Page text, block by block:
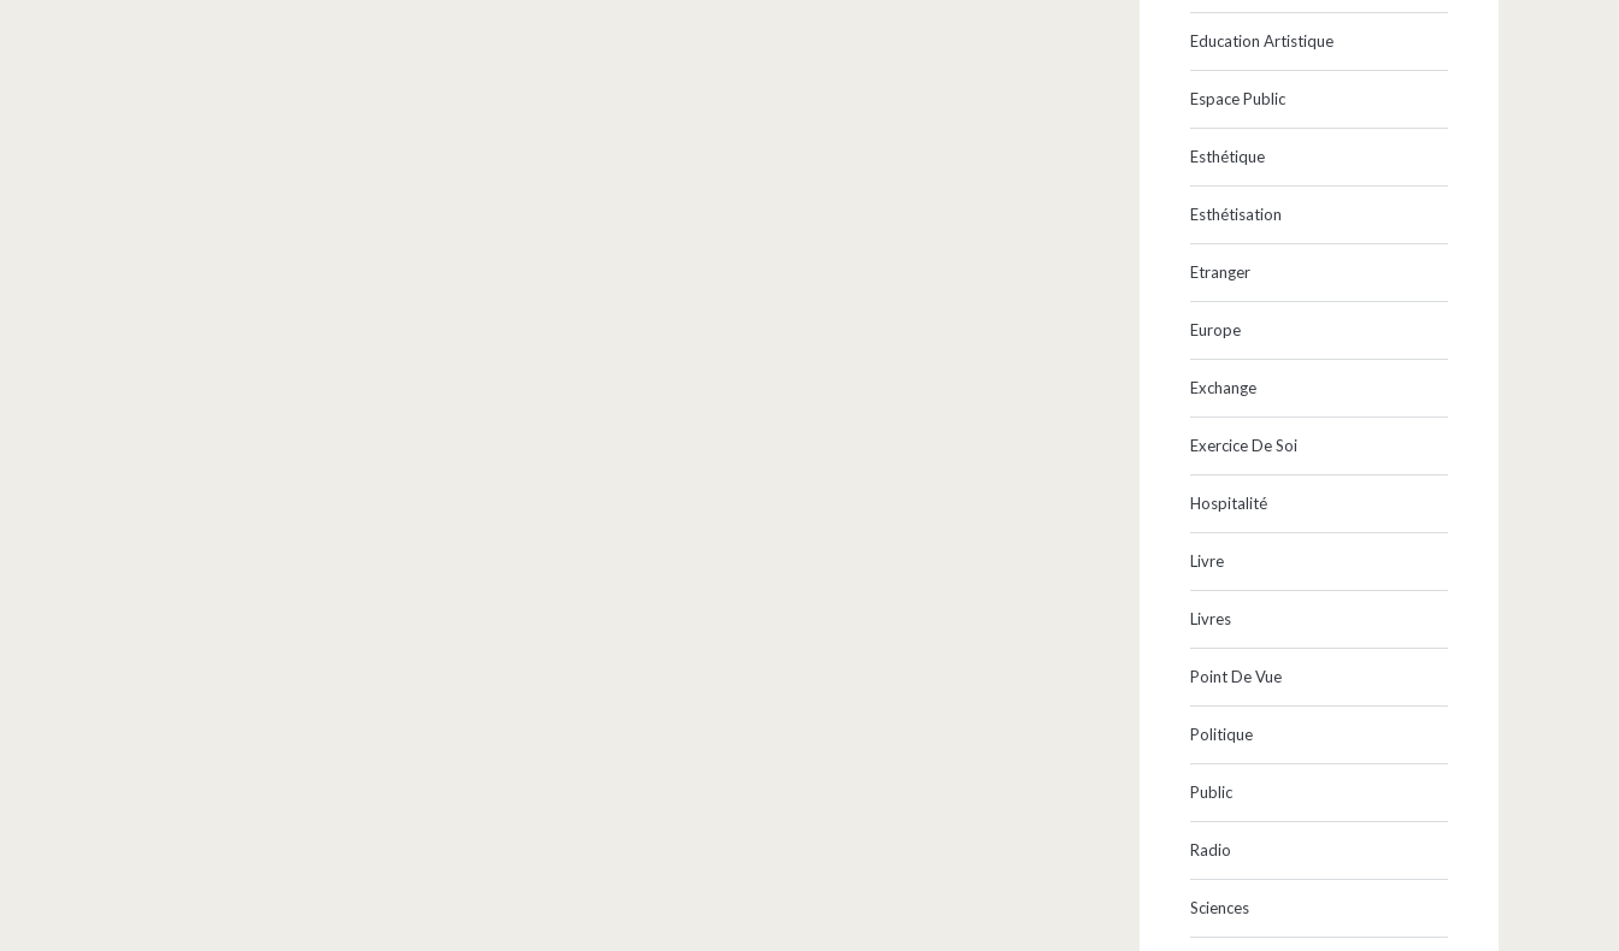
Education Artistique
Espace Public
Esthétique
Esthétisation
Etranger
Europe
Exchange
Exercice De Soi
Hospitalité
Livre
Livres
Point De Vue
Politique
Public
Radio
Sciences